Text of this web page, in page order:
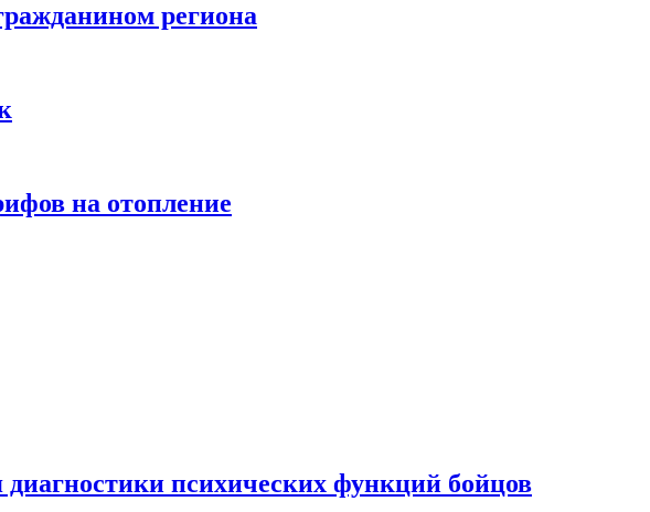
региона
на отопление
психических функций бойцов